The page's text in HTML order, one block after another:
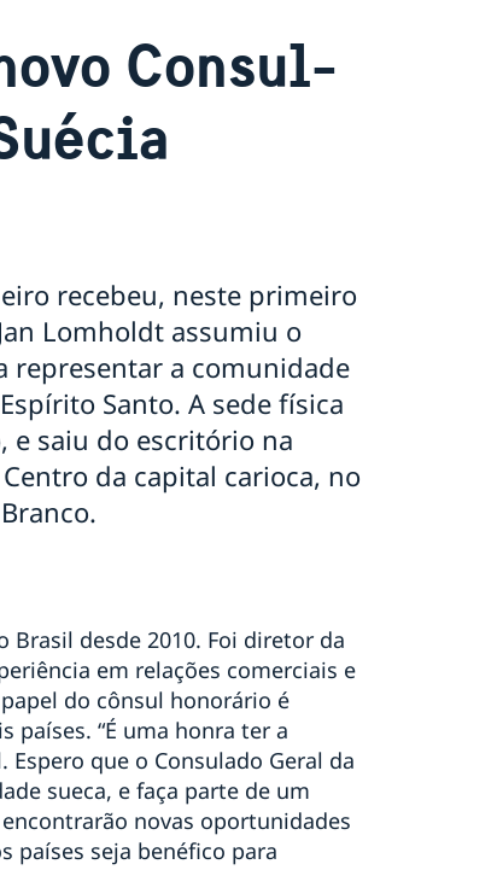
Consul-
recebeu, neste primeiro
Lomholdt assumiu o
representar a comunidade
Santo. A sede física
e saiu do escritório na
da capital carioca, no
Brasil desde 2010. Foi diretor da
em relações comerciais e
do cônsul honorário é
países. “É uma honra ter a
que o Consulado Geral da
sueca, e faça parte de um
novas oportunidades
países seja benéfico para